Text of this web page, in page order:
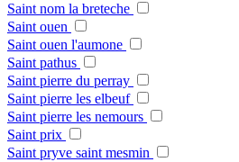
Saint nom la breteche
Saint ouen
Saint ouen l'aumone
Saint pathus
Saint pierre du perray
Saint pierre les elbeuf
Saint pierre les nemours
Saint prix
Saint pryve saint mesmin